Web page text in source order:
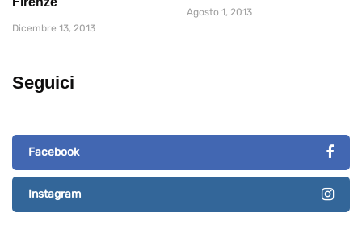
Dicembre 13, 2013
Agosto 1, 2013
Seguici
Facebook
Instagram